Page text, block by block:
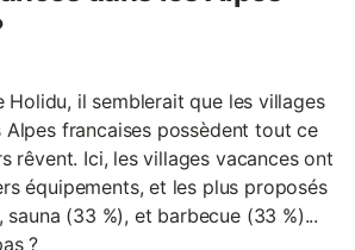
Holidu, il semblerait que les villages
Alpes francaises possèdent tout ce
rêvent. Ici, les villages vacances ont
équipements, et les plus proposés
(33 %), et barbecue (33 %)...
?